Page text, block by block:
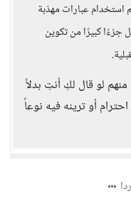
استخدام عبارات مهذبة
جزءًا كبيرًا من تكوين
لو قال لكِ أنتِ بدلاً
أو ترينه فيه نوعاً